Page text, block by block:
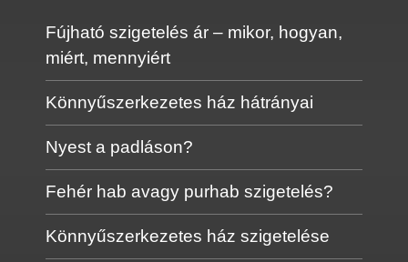
Fújható szigetelés ár – mikor, hogyan,
miért, mennyiért
Könnyűszerkezetes ház hátrányai
Nyest a padláson?
Fehér hab avagy purhab szigetelés?
Könnyűszerkezetes ház szigetelése